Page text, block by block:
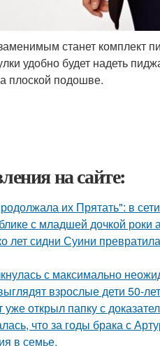
станет комплект
удобно будет надеть
плоской подошве.
на сайте:
их Прятать": в
с младшей дочкой роки
лет сидни Суини
с максимально
взрослые дети 50-
открыл папку с
что за годы брака с
в семье.